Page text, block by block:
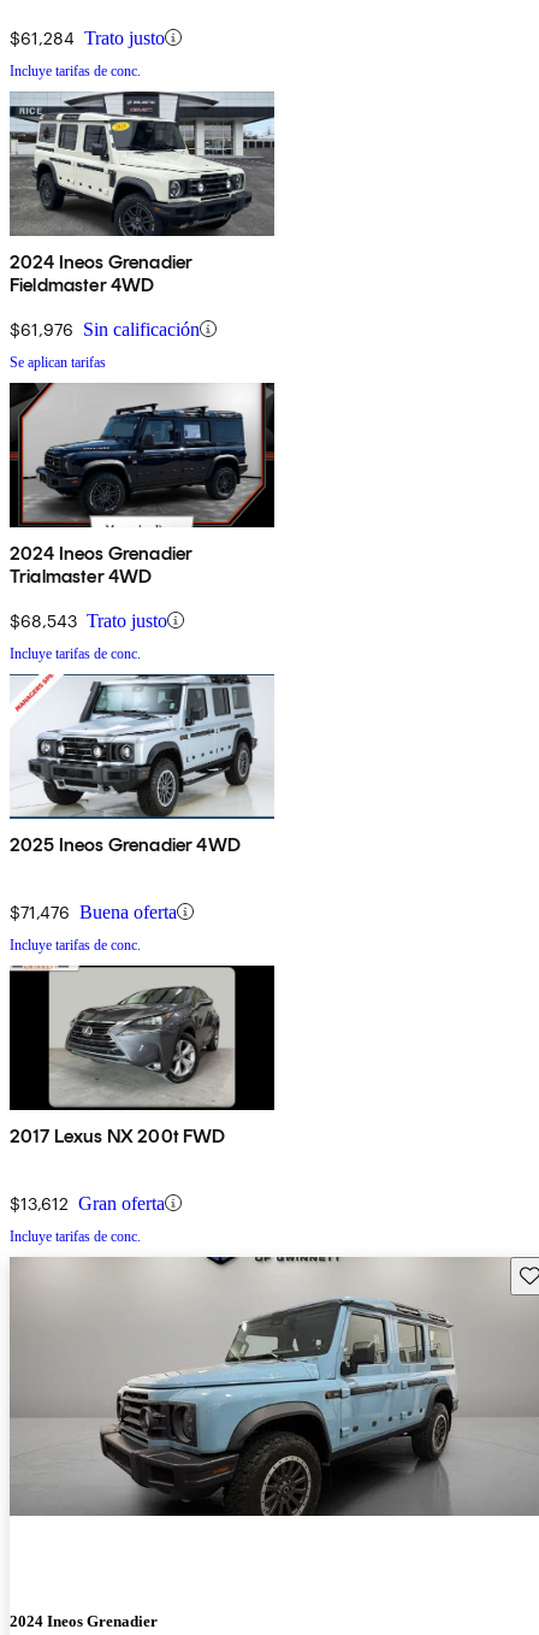
$61,284 Trato justo
Incluye tarifas de conc.
2024 Ineos Grenadier
Fieldmaster 4WD
$61,976 Sin calificación
Se aplican tarifas
2024 Ineos Grenadier
Trialmaster 4WD
$68,543 Trato justo
Incluye tarifas de conc.
2025 Ineos Grenadier 4WD
$71,476 Buena oferta
Incluye tarifas de conc.
2017 Lexus NX 200t FWD
$13,612 Gran oferta
Incluye tarifas de conc.
2024 Ineos Grenadier